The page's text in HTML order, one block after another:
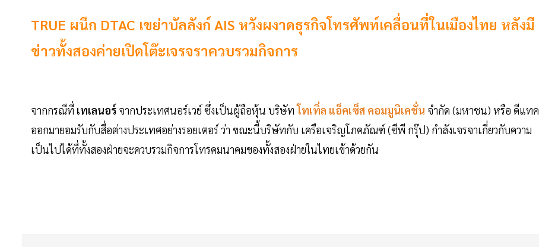
TRUE ผนึก DTAC เขย่าบัลลังก์ AIS หวังผงาดธุรกิจโทรศัพท์เคลื่อนที่ในเมืองไทย หลังมี
ข่าวทั้งสองค่ายเปิดโต๊ะเจรจราควบรวมกิจการ
จากกรณีที่ เทเลนอร์ จากประเทศนอร์เวย์ ซึ่งเป็นผู้ถือหุ้น บริษัทโทเทิ่ล แอ็คเซ็ส คอมมูนิเคชั่น จำกัด (มหาชน) หรือ ดีแทค
ออกมายอมรับกับสื่อต่างประเทศอย่างรอยเตอร์ ว่า ขณะนี้บริษัทกับ เครือเจริญโภคภัณฑ์ (ซีพี กรุ๊ป) กำลังเจรจาเกี่ยวกับความ
เป็นไปได้ที่ทั้งสองฝ่ายจะควบรวมกิจการโทรคมนาคมของทั้งสองฝ่ายในไทยเข้าด้วยกัน